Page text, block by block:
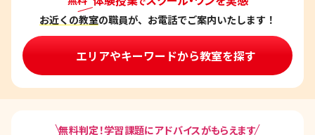
お近くの教室の職員が、お電話でご案内いたします！
エリアやキーワードから教室を探す
無料判定！学習課題にアドバイスがもらえます